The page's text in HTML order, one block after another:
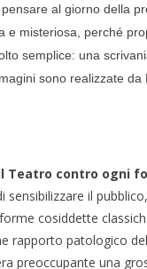
al giorno della
e misteriosa, perché
semplice: una
sono realizzate
Teatro contro ogni
sensibilizzare il
cosiddette
rapporto patologico
preoccupante una